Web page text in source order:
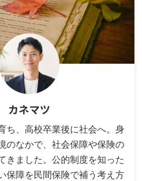
カネマツ
ち、高校卒業後に社会へ。身
のなかで、社会保障や保険の
きました。公的制度を知った
保障を民間保険で補う考え方